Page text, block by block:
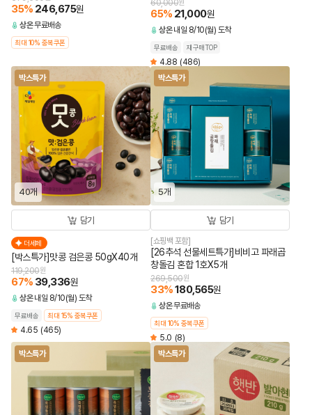
35% 246,675원
상온무료배송
최대 10% 중복쿠폰
60,000원
65% 21,000원
상온 내일 8/10(월) 도착
무료배송 재구매TOP
4.88 (486)
박스특가
40개
담기
더세페
[박스특가]맛콩 검은콩 50gX40개
119,200원
67% 39,336원
상온 내일 8/10(월) 도착
무료배송 최대 15% 중복쿠폰
4.65 (465)
박스특가
5개
담기
[쇼핑백 포함]
[26추석 선물세트특가]비비고 파래곱
창돌김 혼합 1호X5개
269,500원
33%180,565원
상온무료배송
최대 10% 중복쿠폰
5.0 (8)
박스특가
박스특가